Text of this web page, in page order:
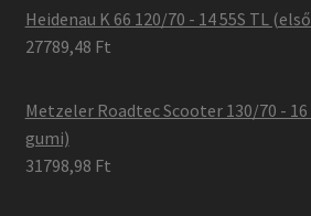
Heidenau K 66 120/70 - 14 55S TL
27789,48 Ft
Metzeler Roadtec Scooter 130/70 -
gumi)
31798,98 Ft